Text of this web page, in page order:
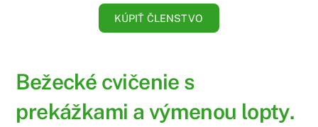
KÚPIŤ ČLENSTVO
Bežecké cvičenie s
prekážkami a výmenou lopty.